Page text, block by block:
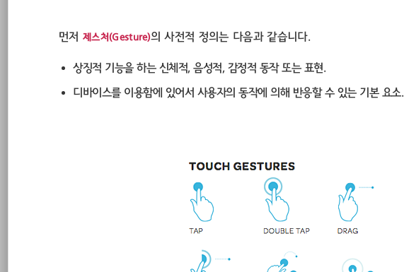
먼저 제스처(Gesture)의 사전적 정의는 다음과 같습니다.
상징적 기능을 하는 신체적, 음성적, 감정적 동작 또는 표현.
디바이스를 이용함에 있어서 사용자의 동작에 의해 반응할 수 있는 기본 요소.